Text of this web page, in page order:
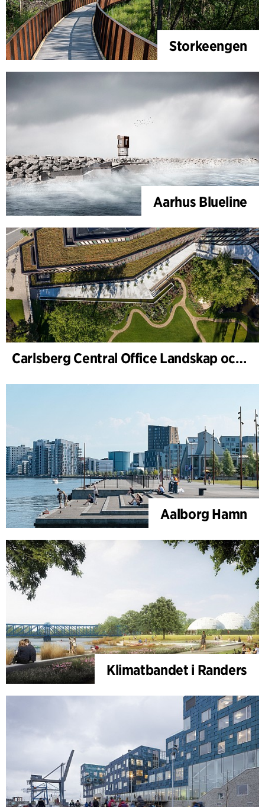
Storkeengen
Aarhus Blueline
Carlsberg Central Office Landskap och renovering av Carl Jacobsens trädgård
Aalborg Hamn
Klimatbandet i Randers